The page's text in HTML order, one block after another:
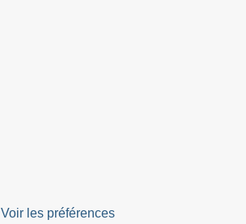
Voir les préférences